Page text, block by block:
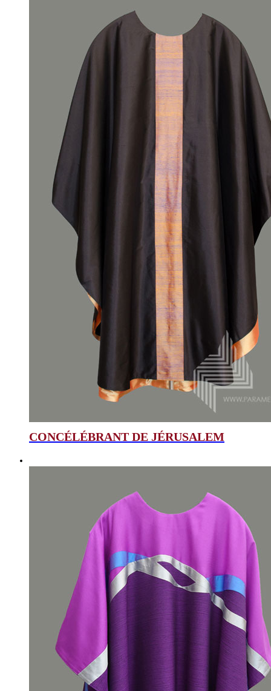
CONCÉLÉBRANT DE JÉRUSALEM